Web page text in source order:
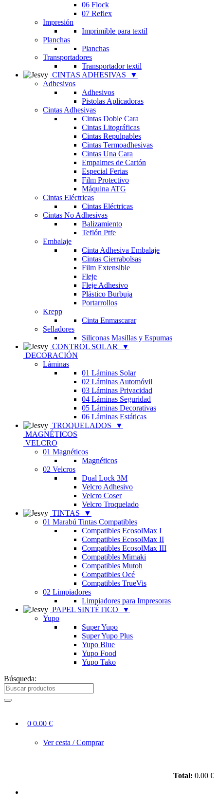
06 Flock
07 Reflex
Impresión
Imprimible para textil
Planchas
Planchas
Transportadores
Transportador textil
CINTAS ADHESIVAS
▼
Adhesivos
Adhesivos
Pistolas Aplicadoras
Cintas Adhesivas
Cintas Doble Cara
Cintas Litográficas
Cintas Repulpables
Cintas Termoadhesivas
Cintas Una Cara
Empalmes de Cartón
Especial Ferias
Film Protectivo
Máquina ATG
Cintas Eléctricas
Cintas Eléctricas
Cintas No Adhesivas
Balizamiento
Teflón Ptfe
Embalaje
Cinta Adhesiva Embalaje
Cintas Cierrabolsas
Film Extensible
Fleje
Fleje Adhesivo
Plástico Burbuja
Portarrollos
Krepp
Cinta Enmascarar
Selladores
Siliconas Masillas y Espumas
CONTROL SOLAR
▼
DECORACIÓN
Láminas
01 Láminas Solar
02 Láminas Automóvil
03 Láminas Privacidad
04 Láminas Seguridad
05 Láminas Decorativas
06 Láminas Estáticas
TROQUELADOS
▼
MAGNÉTICOS
VELCRO
01 Magnéticos
Magnéticos
02 Velcros
Dual Lock 3M
Velcro Adhesivo
Velcro Coser
Velcro Troquelado
TINTAS
▼
01 Marabú Tintas Compatibles
Compatibles EcosolMax I
Compatibles EcosolMax II
Compatibles EcosolMax III
Compatibles Mimaki
Compatibles Mutoh
Compatibles Océ
Compatibles TrueVis
02 Limpiadores
Limpiadores para Impresoras
PAPEL SINTÉTICO
▼
Yupo
Super Yupo
Super Yupo Plus
Yupo Blue
Yupo Food
Yupo Tako
Búsqueda:
0 0.00 €
Ver cesta / Comprar
Total: 0.00 €